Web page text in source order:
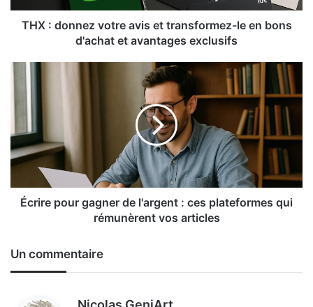
en
bons
avantages
exclusifs
THX : donnez votre avis et transformez-le en bons
d'achat et avantages exclusifs
Écrire
pour
gagner
l'argent
ces
plateformes
qui
rémunèrent
Écrire pour gagner de l'argent : ces plateformes qui
rémunèrent vos articles
Un commentaire